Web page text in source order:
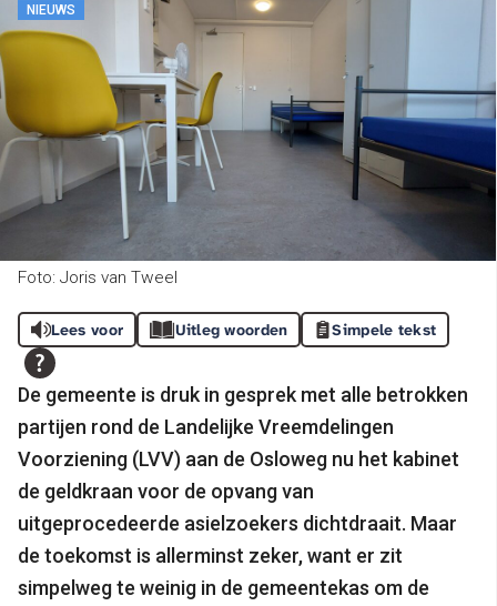
NIEUWS
Foto: Joris van Tweel
Lees voor Uitleg woorden Simpele tekst
De gemeente is druk in gesprek met alle betrokken
partijen rond de Landelijke Vreemdelingen
Voorziening (LVV) aan de Osloweg nu het kabinet
de geldkraan voor de opvang van
uitgeprocedeerde asielzoekers dichtdraait. Maar
de toekomst is allerminst zeker, want er zit
simpelweg te weinig in de gemeentekas om de